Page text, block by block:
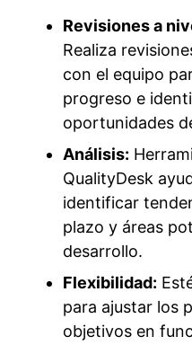
Revisiones a
Realiza
con el equipo
progreso e
oportunidades
Análisis:
QualityDesk
identificar
plazo y áreas
desarrollo.
Flexibilidad:
para ajustar los
objetivos en